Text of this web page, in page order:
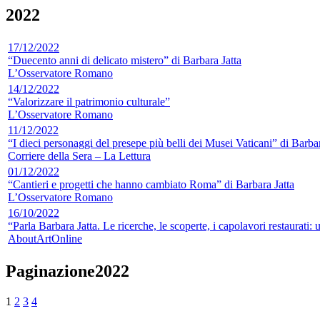
2022
17/12/2022
“Duecento anni di delicato mistero” di Barbara Jatta
L’Osservatore Romano
14/12/2022
“Valorizzare il patrimonio culturale”
L’Osservatore Romano
11/12/2022
“I dieci personaggi del presepe più belli dei Musei Vaticani” di
Corriere della Sera – La Lettura
01/12/2022
“Cantieri e progetti che hanno cambiato Roma” di Barbara Jatta
L’Osservatore Romano
16/10/2022
“Parla Barbara Jatta. Le ricerche, le scoperte, i capolavori
AboutArtOnline
Paginazione2022
1 2 3 4